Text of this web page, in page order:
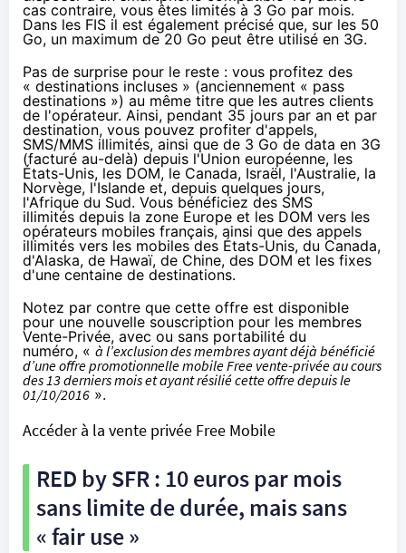
cas contraire, vous êtes limités à 3 Go par mois.
Dans les FIS il est également précisé que, sur les 50
Go, un maximum de 20 Go peut être utilisé en 3G.
Pas de surprise pour le reste : vous profitez des
« destinations incluses » (anciennement « pass
destinations ») au même titre que les autres clients
de l'opérateur. Ainsi, pendant 35 jours par an et par
destination, vous pouvez profiter d'appels,
SMS/MMS illimités, ainsi que de 3 Go de data en 3G
(facturé au-delà) depuis l'Union européenne, les
États-Unis, les DOM, le Canada, Israël, l'Australie, la
Norvège, l'Islande et, depuis quelques jours,
l'Afrique du Sud. Vous bénéficiez des SMS
illimités depuis la zone Europe et les DOM vers les
opérateurs mobiles français, ainsi que des appels
illimités vers les mobiles des États-Unis, du Canada,
d'Alaska, de Hawaï, de Chine, des DOM et les fixes
d'une centaine de destinations.
Notez par contre que cette offre est disponible
pour une nouvelle souscription pour les membres
Vente-Privée, avec ou sans portabilité du
numéro, « à l’exclusion des membres ayant déjà bénéficié
d’une offre promotionnelle mobile Free vente-privée au cours
des 13 derniers mois et ayant résilié cette offre depuis le
01/10/2016 ».
Accéder à la vente privée Free Mobile
RED bySFR: 10 euros par mois
sans limite de durée, mais sans
« fair use »